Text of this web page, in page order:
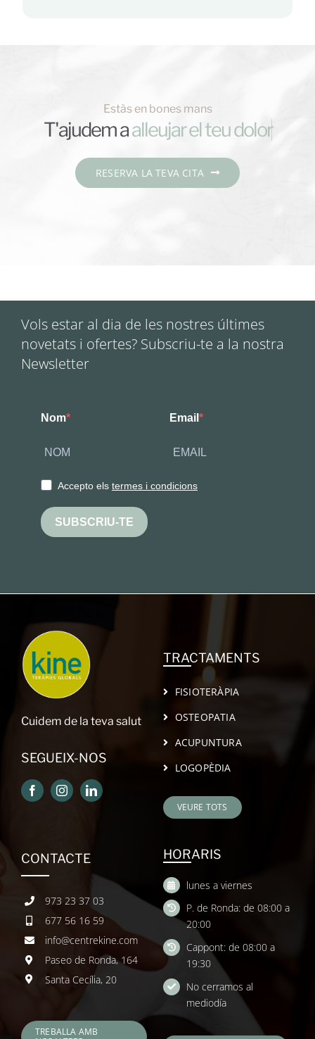
Estàs en bones mans
T'ajudem a
RESERVA LA TEVA CITA
Vols estar al dia de les nostres últimes
novetats i ofertes? Subscriu-te a la nostra
Newsletter
Nom Email
Accepto els termes i condicions
SUBSCRIU-TE
Cuidem de la teva salut
SEGUEIX-NOS
TRACTAMENTS
FISIOTERÀPIA
OSTEOPATIA
ACUPUNTURA
LOGOPÈDIA
VEURE TOTS
CONTACTE
973 23 37 03
677 56 16 59
info@centrekine.com
Paseo de Ronda, 164
Santa Cecília, 20
TREBALLA AMB
HORARIS
lunes a viernes
P. de Ronda: de 08:00 a
20:00
Cappont: de 08:00 a
19:30
No cerramos al
mediodía